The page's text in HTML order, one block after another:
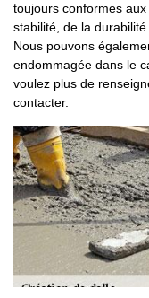
toujours conformes
stabilité, de la
Nous pouvons
endommagée dans le
voulez plus de
contacter.